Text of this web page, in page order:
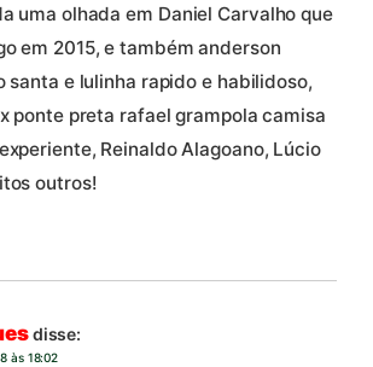
uma olhada em Daniel Carvalho que
em 2015, e também anderson
santa e lulinha rapido e habilidoso,
ponte preta rafael grampola camisa
Reinaldo Alagoano, Lúcio
outros!
disse:
às 18:02